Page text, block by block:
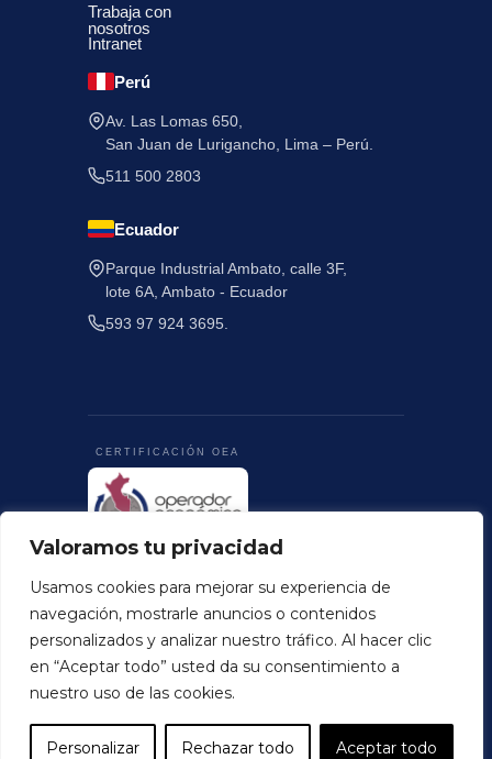
Valoramos tu privacidad
Usamos cookies para mejorar su experiencia de
navegación, mostrarle anuncios o contenidos
personalizados y analizar nuestro tráfico. Al hacer clic
en “Aceptar todo” usted da su consentimiento a
nuestro uso de las cookies.
Personalizar Rechazar todo Aceptar todo
Trabaja con
nosotros
Intranet
Perú
Av. Las Lomas 650,
San Juan de Lurigancho, Lima – Perú.
511 500 2803
Ecuador
Parque Industrial Ambato, calle 3F,
lote 6A, Ambato - Ecuador
593 97 924 3695.
CERTIFICACIÓN OEA
© 2026 Colortex Perú. Todos los derechos
reservados